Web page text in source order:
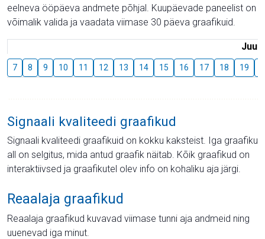
eelneva ööpäeva andmete põhjal. Kuupäevade paneelist on
võimalik valida ja vaadata viimase 30 päeva graafikuid.
Juuli
7 8 9 10 11 12 13 14 15 16 17 18 19
Signaali kvaliteedi graafikud
Signaali kvaliteedi graafikuid on kokku kaksteist. Iga graafiku
all on selgitus, mida antud graafik näitab. Kõik graafikud on
interaktiivsed ja graafikutel olev info on kohaliku aja järgi.
Reaalaja graafikud
Reaalaja graafikud kuvavad viimase tunni aja andmeid ning
uuenevad iga minut.